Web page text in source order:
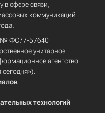
в сфере связи,
коммуникаций
№ ФС77-57640
унитарное
агентство
технологий